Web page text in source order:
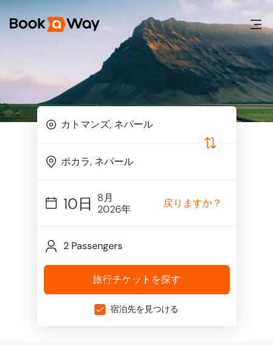
10日
8月
2026年
戻りますか？
2 Passengers
旅行チケットを探す
宿泊先を見つける